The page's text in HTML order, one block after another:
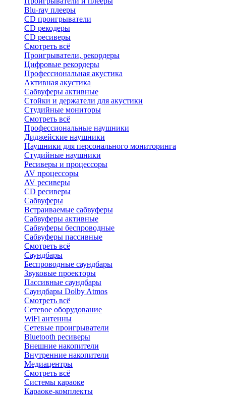
Blu-ray плееры
CD проигрыватели
CD рекодеры
CD ресиверы
Смотреть всё
Проигрыватели, рекордеры
Цифровые рекордеры
Профессиональная акустика
Активная акустика
Сабвуферы активные
Стойки и держатели для акустики
Студийные мониторы
Смотреть всё
Профессиональные наушники
Диджейские наушники
Наушники для персонального мониторинга
Студийные наушники
Ресиверы и процессоры
AV процессоры
AV ресиверы
CD ресиверы
Сабвуферы
Встраиваемые сабвуферы
Сабвуферы активные
Сабвуферы беспроводные
Сабвуферы пассивные
Смотреть всё
Саундбары
Беспроводные саундбары
Звуковые проекторы
Пассивные саундбары
Саундбары Dolby Atmos
Смотреть всё
Сетевое оборудование
WiFi антенны
Сетевые проигрыватели
Bluetooth ресиверы
Внешние накопители
Внутренние накопители
Медиацентры
Смотреть всё
Системы караоке
Караоке-комплекты